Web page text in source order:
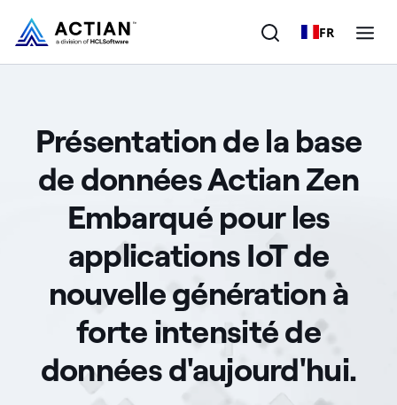
FR
Solutions
Clients
Présentation de la base
de données Actian Zen
Embarqué pour les
applications IoT de
nouvelle génération à
forte intensité de
données d'aujourd'hui.